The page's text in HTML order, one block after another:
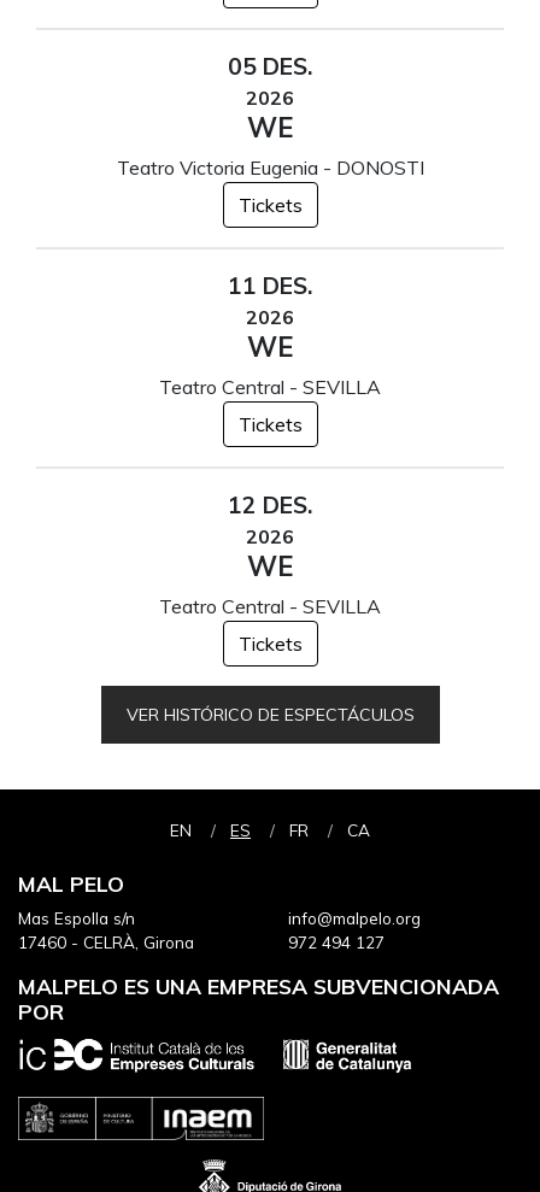
05 DES.
2026
WE
Teatro Victoria Eugenia - DONOSTI
Tickets
11 DES.
2026
WE
Teatro Central - SEVILLA
Tickets
12 DES.
2026
WE
Teatro Central - SEVILLA
Tickets
VER HISTÓRICO DE ESPECTÁCULOS
EN ES FR CA
MAL PELO
Mas Espolla s/n
17460 - CELRÀ, Girona
info@malpelo.org
972 494 127
MALPELO ES UNA EMPRESA SUBVENCIONADA
POR